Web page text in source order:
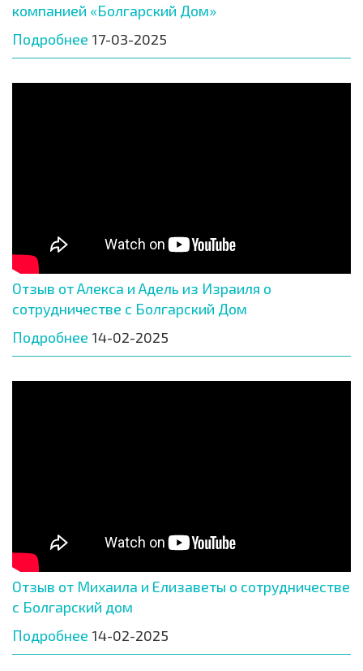
компанией «Болгарский Дом»
Подробнее 17-03-2025
Отзыв от Алекса и Адель из Израиля о
сотрудничестве с Болгарский Дом
Подробнее 14-02-2025
Отзыв от Михаила и Елизаветы о сотрудничестве
с Болгарский дом
Подробнее 14-02-2025